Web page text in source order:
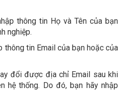
thông tin Họ và Tên của bạn
nghiệp.
thông tin Email của bạn hoặc của
đổi được địa chỉ Email sau khi
hệ thống. Do đó, bạn hãy nhập